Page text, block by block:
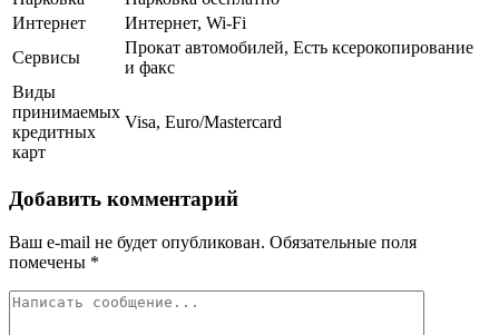
Интернет
Интернет, Wi-Fi
Сервисы
Прокат автомобилей, Есть ксерокопирование
и факс
Виды
принимаемых
кредитных
карт
Visa, Euro/Mastercard
Добавить комментарий
Ваш e-mail не будет опубликован. Обязательные поля
помечены *